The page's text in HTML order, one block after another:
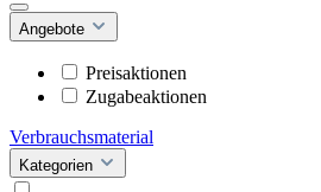
Angebote
Preisaktionen
Zugabeaktionen
Verbrauchsmaterial
Kategorien